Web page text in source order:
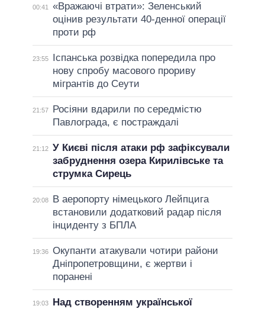
00:41 «Вражаючі втрати»: Зеленський
оцінив результати 40-денної операції
проти рф
23:55
Іспанська розвідка попередила про
нову спробу масового прориву
мігрантів до Сеути
21:57
Росіяни вдарили по середмістю
Павлограда, є постраждалі
21:12 У Києві після атаки рф зафіксували
забруднення озера Кирилівське та
струмка Сирець
20:08
В аеропорту німецького Лейпцига
встановили додатковий радар після
інциденту з БПЛА
19:36 Окупанти атакували чотири райони
Дніпропетровщини, є жертви і
поранені
19:03
Над створенням української